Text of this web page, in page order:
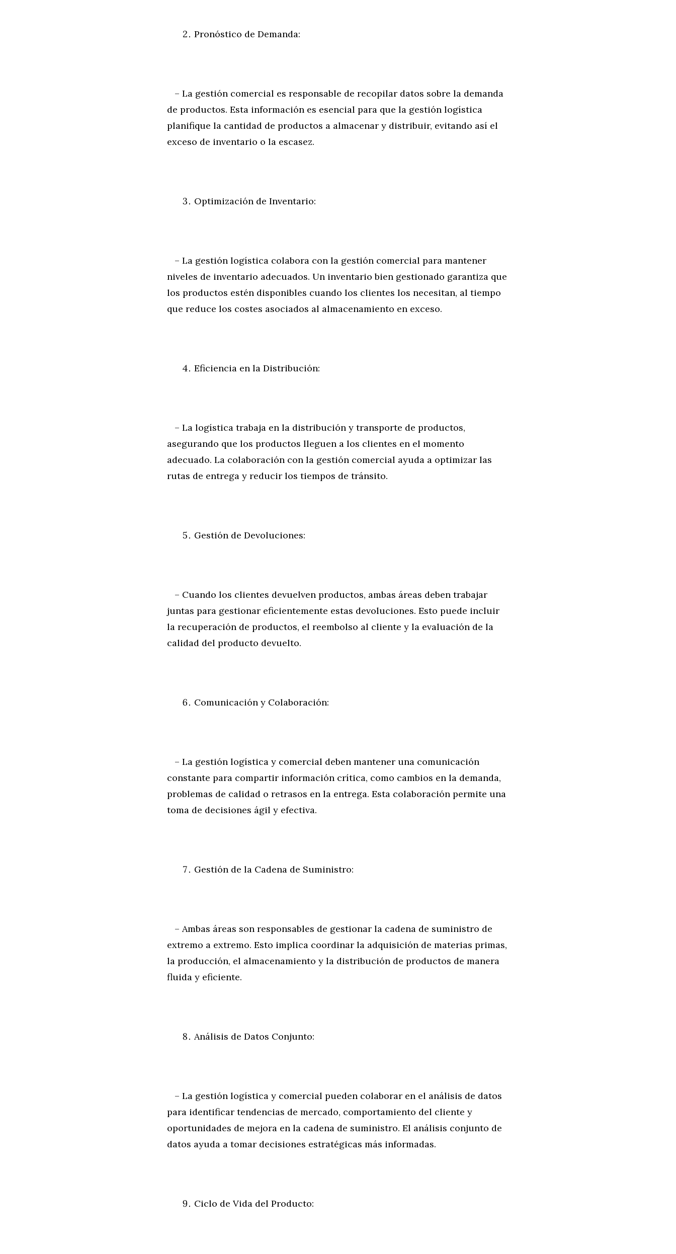
Pronóstico de Demanda:
– La gestión comercial es responsable de recopilar datos sobre la demanda
de productos. Esta información es esencial para que la gestión logística
planifique la cantidad de productos a almacenar y distribuir, evitando así el
exceso de inventario o la escasez.
Optimización de Inventario:
– La gestión logística colabora con la gestión comercial para mantener
niveles de inventario adecuados. Un inventario bien gestionado garantiza que
los productos estén disponibles cuando los clientes los necesitan, al tiempo
que reduce los costes asociados al almacenamiento en exceso.
Eficiencia en la Distribución:
– La logística trabaja en la distribución y transporte de productos,
asegurando que los productos lleguen a los clientes en el momento
adecuado. La colaboración con la gestión comercial ayuda a optimizar las
rutas de entrega y reducir los tiempos de tránsito.
Gestión de Devoluciones:
– Cuando los clientes devuelven productos, ambas áreas deben trabajar
juntas para gestionar eficientemente estas devoluciones. Esto puede incluir
la recuperación de productos, el reembolso al cliente y la evaluación de la
calidad del producto devuelto.
Comunicación y Colaboración:
– La gestión logística y comercial deben mantener una comunicación
constante para compartir información crítica, como cambios en la demanda,
problemas de calidad o retrasos en la entrega. Esta colaboración permite una
toma de decisiones ágil y efectiva.
Gestión de la Cadena de Suministro:
– Ambas áreas son responsables de gestionar la cadena de suministro de
extremo a extremo. Esto implica coordinar la adquisición de materias primas,
la producción, el almacenamiento y la distribución de productos de manera
fluida y eficiente.
Análisis de Datos Conjunto:
– La gestión logística y comercial pueden colaborar en el análisis de datos
para identificar tendencias de mercado, comportamiento del cliente y
oportunidades de mejora en la cadena de suministro. El análisis conjunto de
datos ayuda a tomar decisiones estratégicas más informadas.
Ciclo de Vida del Producto: